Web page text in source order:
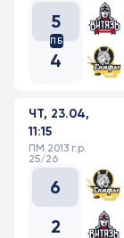
5
ПБ
4
ЧТ, 23.04,
11:15
ПМ 2013 г.р.
25/26
6
2